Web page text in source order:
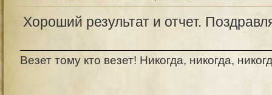
Хороший результат и отчет.
Везет тому кто везет! Никогда, никогда,